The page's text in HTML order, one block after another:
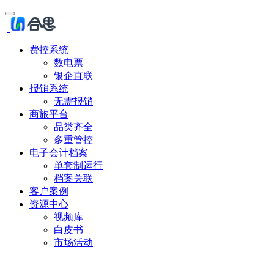
费控系统
数电票
银企直联
报销系统
无需报销
商旅平台
品类齐全
多重管控
电子会计档案
单套制运行
档案关联
客户案例
资源中心
视频库
白皮书
市场活动